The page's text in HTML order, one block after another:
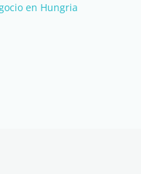
en Hungria